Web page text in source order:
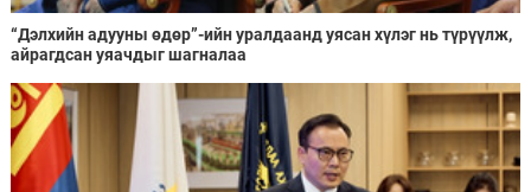
“Дэлхийн адууны өдөр”-ийн уралдаанд уясан хүлэг нь түрүүлж,
айрагдсан уяачдыг шагналаа